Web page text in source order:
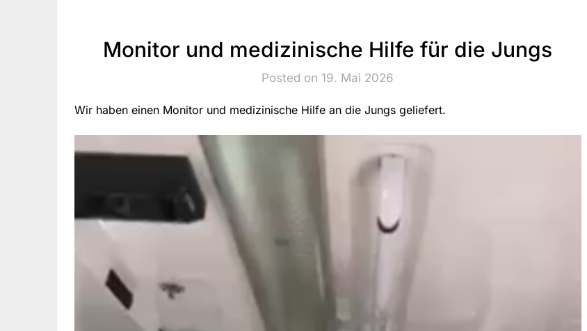
Monitor und medizinische Hilfe für die Jungs
Posted on 19. Mai 2026
Wir haben einen Monitor und medizinische Hilfe an die Jungs geliefert.